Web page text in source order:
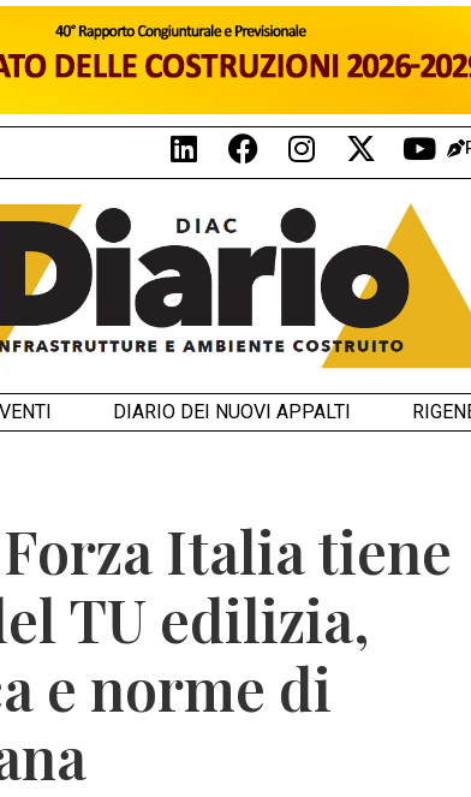
DIARIO DEI NUOVI APPALTI
Italia tiene
TU edilizia,
e norme di